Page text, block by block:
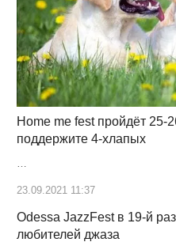
Home me fest пройдёт 25-
поддержите 4-хлапых
23.09.2021 11:37
Odessa JazzFest в 19-й
любителей джаза